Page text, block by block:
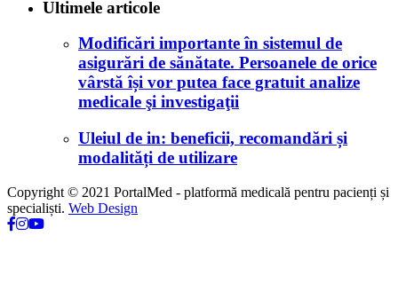
Ultimele articole
Modificări importante în sistemul de
asigurări de sănătate. Persoanele de orice
vârstă își vor putea face gratuit analize
medicale şi investigaţii
Uleiul de in: beneficii, recomandări și
modalități de utilizare
Copyright © 2021 PortalMed - platformă medicală pentru pacienți și
specialiști. Web Design